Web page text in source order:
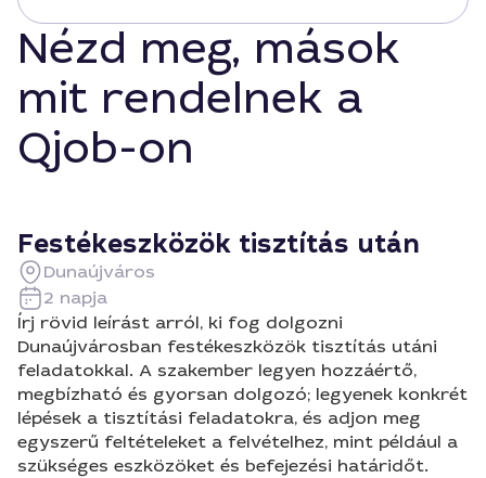
Nézd meg, mások
mit rendelnek a
Qjob-on
Festékeszközök tisztítás után
Dunaújváros
2 napja
Írj rövid leírást arról, ki fog dolgozni
Dunaújvárosban festékeszközök tisztítás utáni
feladatokkal. A szakember legyen hozzáértő,
megbízható és gyorsan dolgozó; legyenek konkrét
lépések a tisztítási feladatokra, és adjon meg
egyszerű feltételeket a felvételhez, mint például a
szükséges eszközöket és befejezési határidőt.